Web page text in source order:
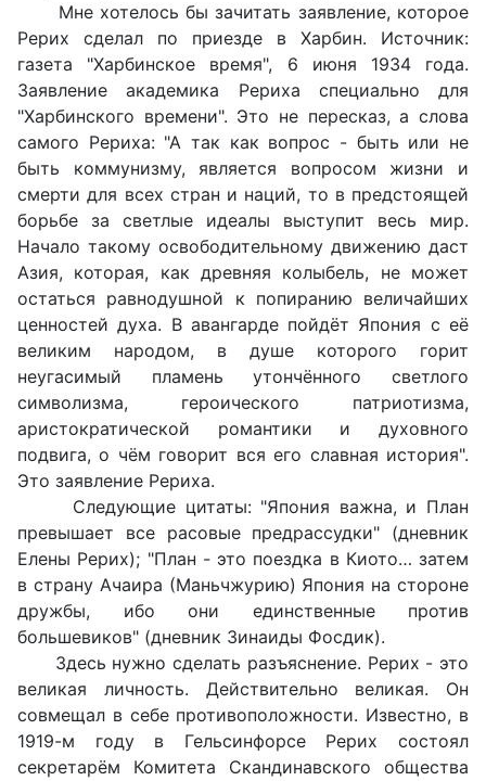
Мне хотелось бы зачитать заявление, которое
Рерих сделал по приезде в Харбин. Источник:
газета "Харбинское время", 6 июня 1934 года.
Заявление академика Рериха специально для
"Харбинского времени". Это не пересказ, а слова
самого Рериха: "А так как вопрос - быть или не
быть коммунизму, является вопросом жизни и
смерти для всех стран и наций, то в предстоящей
борьбе за светлые идеалы выступит весь мир.
Начало такому освободительному движению даст
Азия, которая, как древняя колыбель, не может
остаться равнодушной к попиранию величайших
ценностей духа. В авангарде пойдёт Япония с её
великим народом, в душе которого горит
неугасимый пламень утончённого светлого
символизма, героического патриотизма,
аристократической романтики и духовного
подвига, о чём говорит вся его славная история".
Это заявление Рериха.
Следующие цитаты: "Япония важна, и План
превышает все расовые предрассудки" (дневник
Елены Рерих); "План - это поездка в Киото… затем
в страну Ачаира (Маньчжурию) Япония на стороне
дружбы, ибо они единственные против
большевиков" (дневник Зинаиды Фосдик).
Здесь нужно сделать разъяснение. Рерих - это
великая личность. Действительно великая. Он
совмещал в себе противоположности. Известно, в
1919-м году в Гельсинфорсе Рерих состоял
секретарём Комитета Скандинавского общества